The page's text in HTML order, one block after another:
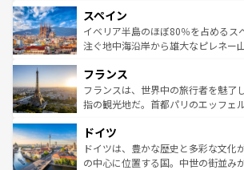
ろん、トスカーナの美しい田園風景
景など、自然景観も見逃せない。観
ピザやパスタなど、絶品のイタリア
ませてくれるイタリアで、忘れられ
なお、新着のイタリア情報はコンテ
しい。
スペイン
イベリア半島のほぼ80％を占めるス
注ぐ地中海沿岸から雄大なピレネー
文化が根付くこの国では、情熱的な
れる闘牛、そして美味しいタパスが
る。首都マドリードの洗練された雰
の城塞都市、穏やかなビーチリゾー
せる。地方によって風土や気候が異
性で訪れる人を魅
フランス
フランスは、世界中の旅行者を魅了
指の観光地だ。首都パリのエッフェ
で、幅広い魅力が詰まっている。華
聖堂、美しいビーチ、そして豊かな
から魅了する。また、フランスは美
ドイツ
ドイツは、豊かな歴史と多彩な文化
の中心に位置する国。中世の街並み